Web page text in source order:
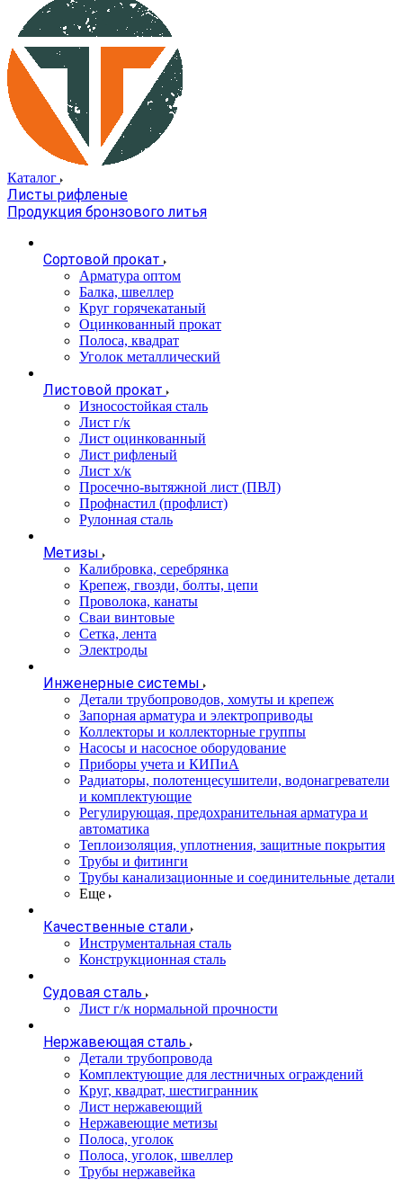
Каталог
Листы рифленые
Продукция бронзового литья
Сортовой прокат
Арматура оптом
Балка, швеллер
Круг горячекатаный
Оцинкованный прокат
Полоса, квадрат
Уголок металлический
Листовой прокат
Износостойкая сталь
Лист г/к
Лист оцинкованный
Лист рифленый
Лист х/к
Просечно-вытяжной лист (ПВЛ)
Профнастил (профлист)
Рулонная сталь
Метизы
Калибровка, серебрянка
Крепеж, гвозди, болты, цепи
Проволока, канаты
Сваи винтовые
Сетка, лента
Электроды
Инженерные системы
Детали трубопроводов, хомуты и крепеж
Запорная арматура и электроприводы
Коллекторы и коллекторные группы
Насосы и насосное оборудование
Приборы учета и КИПиА
Радиаторы, полотенцесушители, водонагреватели
и комплектующие
Регулирующая, предохранительная арматура и
автоматика
Теплоизоляция, уплотнения, защитные покрытия
Трубы и фитинги
Трубы канализационные и соединительные детали
Еще
Качественные стали
Инструментальная сталь
Конструкционная сталь
Судовая сталь
Лист г/к нормальной прочности
Нержавеющая сталь
Детали трубопровода
Комплектующие для лестничных ограждений
Круг, квадрат, шестигранник
Лист нержавеющий
Нержавеющие метизы
Полоса, уголок
Полоса, уголок, швеллер
Трубы нержавейка